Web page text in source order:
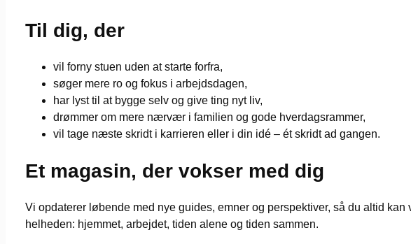
Til dig, der
vil forny stuen uden at starte forfra,
søger mere ro og fokus i arbejdsdagen,
har lyst til at bygge selv og give ting nyt liv,
drømmer om mere nærvær i familien og gode hverdagsrammer,
vil tage næste skridt i karrieren eller i din idé – ét skridt ad gangen.
Et magasin, der vokser med dig
Vi opdaterer løbende med nye guides, emner og perspektiver, så du altid
helheden: hjemmet, arbejdet, tiden alene og tiden sammen.